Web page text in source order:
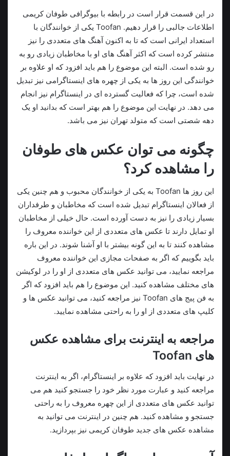
در این قسمت قرار است در رابطه با بیوگرافی طوفان کریمی
اطلاعات جالبی را قرار دهیم. Toofan یکی از خوانندگان با
استعداد ایرانی است که تا به اکنون آهنگ های متعددی را نیز
منتشر کرده است که اکثر آهنگ های او با مخاطبان زیادی رو به
رو شده است. البته این موضوع را هم باید افزود که او علاوه بر
خوانندگی این روز ها به یکی از چهره های اینستاگرامی نیز تبدیل
شده است، چرا که فعالیت گسترده‌ ای در اینستاگرام نیز انجام
می‌ دهد. در نهایت این موضوع را هم بهتر است که بدانید او یک
دهه شصتی است که متولد تهران نیز می‌ باشد.
چگونه می توان عکس های طوفان
را مشاهده کرد؟
این روز ها Toofan به یکی از خوانندگان محبوب و هم چنین یکی
از فعالان اینستاگرام تبدیل شده است که مخاطبان و طرفداران
بسیار زیادی را نیز به دست آورده است. حال خیلی از مخاطبان
او تمایل دارند تا عکس های متعددی از این خواننده معروف را
مشاهده کنند تا به این گونه بیشتر با او آشنا شوند. در این باره
باید بگوییم که اگر به صفحات مجازی این خواننده معروف
مراجعه نمایید، می‌ توانید عکس‌ های متعددی از او را در لوکیشن‌
های مختلف مشاهده کنید. این موضوع را هم باید افزود که اگر
به فن پیج های Toofan نیز مراجعه کنید، می توانید عکس ها و
کلیپ های متعددی از او را به راحتی مشاهده نمایید.
مراجعه به اینترنت برای مشاهده عکس
های Toofan
در نهایت باید افزود که علاوه بر اینستاگرام، اگر به اینترنت
مراجعه کنید و عبارت مورد نظر خود را جستجو کنید هم می‌
توانید عکس های متعددی از این چهره معروف را به راحتی
جستجو و مشاهده کنید. هم چنین در اینترنت می توانید به
مشاهده عکس های جدید طوفان کریمی نیز بپردازید.